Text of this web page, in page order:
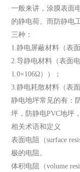
一般来讲，涂膜表面
的静电荷。而防静电
三种：
1.静电屏蔽材料（表
2.导静电材料（表面
1.0×106Ω））；
3.静电耗散材料（表
静电地坪常见的有：
坪，防静电PVC地坪
相关术语和定义
表面电阻（surface
极的电阻。
体积电阻（volume